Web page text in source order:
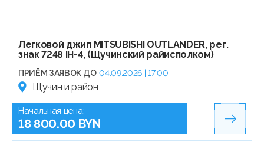
Легковой джип МITSUBISHI OUTLANDER, рег.
знак 7248 IH-4, (Щучинский райисполком)
ПРИЁМ ЗАЯВОК ДО 04.09.2026 | 17:00
Щучин и район
Начальная цена:
18 800.00 BYN